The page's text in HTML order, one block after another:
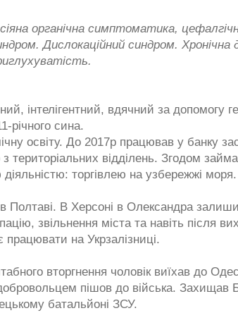
органічна симптоматика,
Дислокаційний синдром. Хронічна
інтелігентний, вдячний за допомогу
річного сина.
освіту. До 2017р працював у банку
територіальних відділень. Згодом
торгівлею на узбережжі моря.
Полтаві. В Херсоні в Олександра
звільнення міста та навіть після
працювати на Укрзалізниці.
вторгнення чоловік виїхав до
пішов до війська. Захищав
батальйоні ЗСУ.